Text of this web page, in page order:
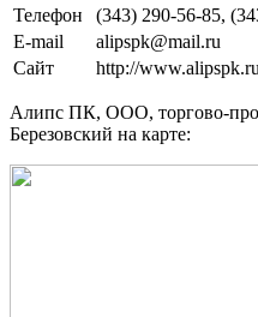
Телефон
(343) 290-56-85,
E-mail
alipspk@mail.ru
Сайт
http://www.alipspk.ru
Алипс ПК, ООО, торгово-
Березовский на карте: